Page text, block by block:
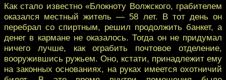
Как стало известно «Блокноту Волжского, грабителем
оказался местный житель — 58 лет. В тот день он
перебрал со спиртным, решил продолжить банкет, а
денег в кармане не оказалось. Тогда он не придумал
ничего лучше, как ограбить почтовое отделение,
вооружившись ружьем. Оно, кстати, принадлежит ему
на законных основаниях, на руках имеется охотничий